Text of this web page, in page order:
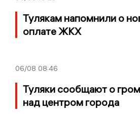
Тулякам напомнили о
оплате ЖКХ
06/08 08:46
Туляки сообщают о
над центром города